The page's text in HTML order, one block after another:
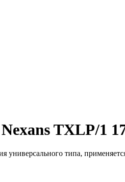
TXLP/1
типа,